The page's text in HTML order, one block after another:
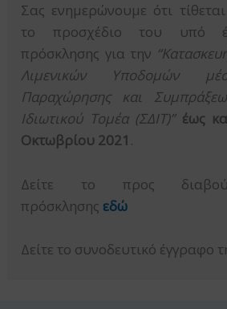
Σας ενημερώνουμε ότι
το προσχέδιο του υπό
πρόσκλησης για την
Λιμενικών Υποδομών
Παραχώρησης και
Ιδιωτικού Τομέα (ΣΔΙΤ)” έως
Οκτωβρίου 2021 .
Δείτε το προς
πρόσκλησης εδώ
Δείτε το συνοδευτικό έγγραφο